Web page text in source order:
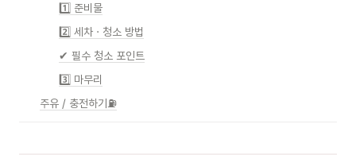
1️⃣ 준비물
2️⃣ 세차 · 청소 방법
✔ 필수 청소 포인트
3️⃣ 마무리
주유 / 충전하기⛽